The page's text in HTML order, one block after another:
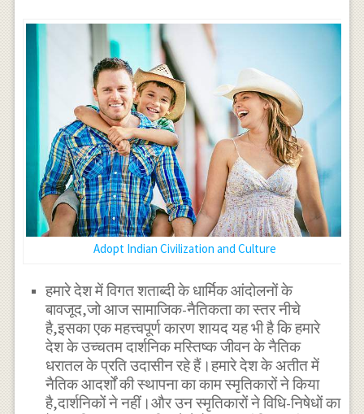
Adopt Indian Civilization and Culture
हमारे देश में विगत शताब्दी के धार्मिक आंदोलनों के
बावजूद,जो आज सामाजिक-नैतिकता का स्तर नीचे
है,इसका एक महत्त्वपूर्ण कारण शायद यह भी है कि हमारे
देश के उच्चतम दार्शनिक मस्तिष्क जीवन के नैतिक
धरातल के प्रति उदासीन रहे हैं।हमारे देश के अतीत में
नैतिक आदर्शों की स्थापना का काम स्मृतिकारों ने किया
है,दार्शनिकों ने नहीं।और उन स्मृतिकारों ने विधि-निषेधों का